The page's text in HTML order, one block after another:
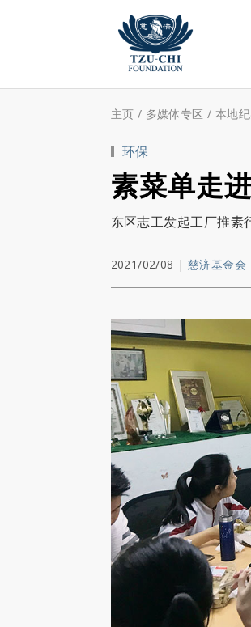
主页 / 多媒体专区 / 本地
环保
素菜单走
东区志工发起工厂推素
2021/02/08 | 慈济基金会